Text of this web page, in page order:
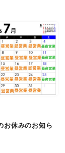
お休みのお知ら